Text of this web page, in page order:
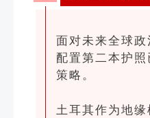
面对未来全球政
配置第二本护
策略。
土耳其作为地